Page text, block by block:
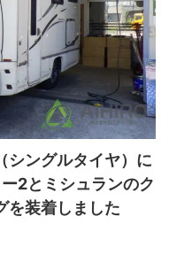
シングルタイヤ）に
2とミシュランのク
を装着しました